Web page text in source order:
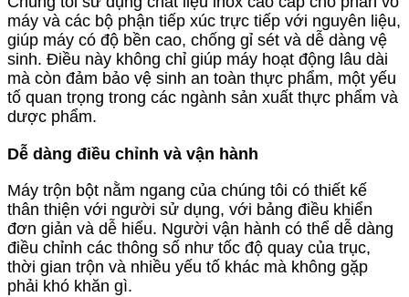
máy và các bộ phận tiếp xúc trực tiếp với nguyên liệu,
giúp máy có độ bền cao, chống gỉ sét và dễ dàng vệ
sinh. Điều này không chỉ giúp máy hoạt động lâu dài
mà còn đảm bảo vệ sinh an toàn thực phẩm, một yếu
tố quan trọng trong các ngành sản xuất thực phẩm và
dược phẩm.
Dễ dàng điều chỉnh và vận hành
Máy trộn bột nằm ngang của chúng tôi có thiết kế
thân thiện với người sử dụng, với bảng điều khiển
đơn giản và dễ hiểu. Người vận hành có thể dễ dàng
điều chỉnh các thông số như tốc độ quay của trục,
thời gian trộn và nhiều yếu tố khác mà không gặp
phải khó khăn gì.